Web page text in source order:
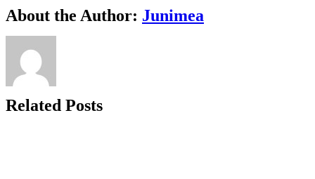
Facebook
X
Bluesky
Reddit
LinkedIn
WhatsApp
Telegram
Tumblr
Xing
Email
Copy
Link
About the Author: Junimea
Related Posts